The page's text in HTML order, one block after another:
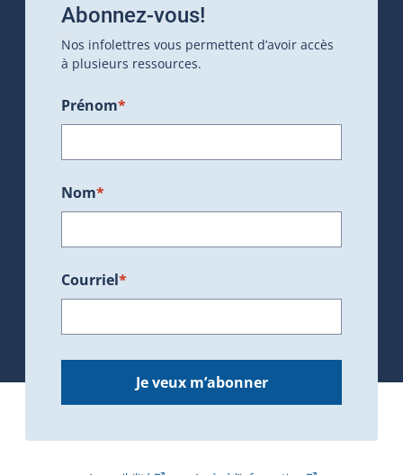
Abonnez-vous!
Nos infolettres vous permettent d’avoir accès
à plusieurs ressources.
Prénom*
Nom*
Courriel*
Je veux m’abonner